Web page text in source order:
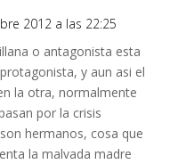
2012 a las 22:25
o antagonista esta
y aun asi el
la otra, normalmente
por la crisis
hermanos, cosa que
la malvada madre